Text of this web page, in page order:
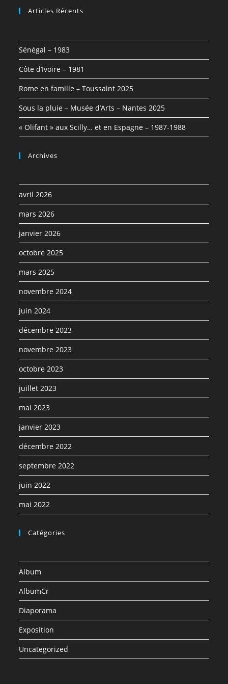
Articles Récents
Sénégal – 1983
Côte d’Ivoire – 1981
Rome en famille – Toussaint 2025
Sous la pluie – Musée d’Arts – Nantes 2025
« Olifant » aux Scilly… et en Espagne – 1987-1988
Archives
avril 2026
mars 2026
janvier 2026
octobre 2025
mars 2025
novembre 2024
juin 2024
décembre 2023
novembre 2023
octobre 2023
juillet 2023
mai 2023
janvier 2023
décembre 2022
septembre 2022
juin 2022
mai 2022
Catégories
Album
AlbumCr
Diaporama
Exposition
Uncategorized